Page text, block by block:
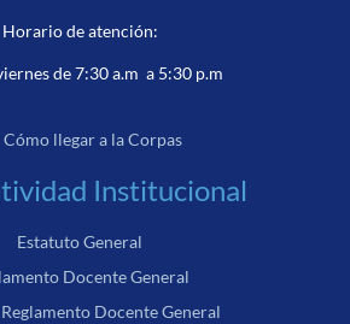
Horario de atención:
de 7:30 a.m a 5:30 p.m
Cómo llegar a la Corpas
Institucional
Estatuto General
Docente General
Docente General